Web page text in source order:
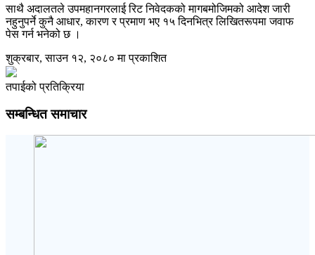
साथै अदालतले उपमहानगरलाई रिट निवेदकको मागबमोजिमको आदेश जारी
नहुनुपर्ने कुनै आधार, कारण र प्रमाण भए १५ दिनभित्र लिखितरूपमा जवाफ
पेस गर्न भनेको छ ।
शुक्रबार, साउन १२, २०८० मा प्रकाशित
तपाईको प्रतिक्रिया
सम्बन्धित समाचार